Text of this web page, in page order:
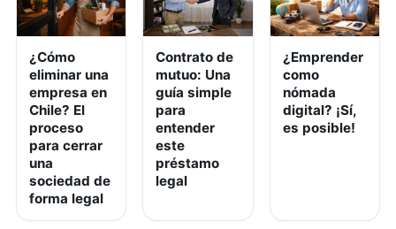
¿Cómo
eliminar una
empresa en
Chile? El
proceso
para cerrar
una
sociedad de
forma legal
Contrato de
mutuo: Una
guía simple
para
entender
este
préstamo
legal
¿Emprender
como
nómada
digital? ¡Sí,
es posible!